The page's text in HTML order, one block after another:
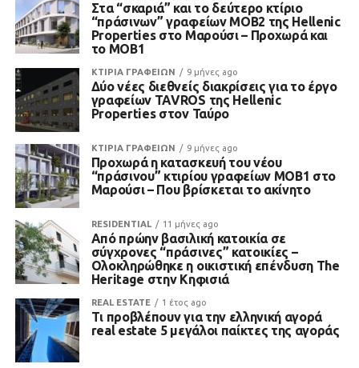
Στα “σκαριά” και το δεύτερο κτίριο
“πράσινων” γραφείων MOB2 της Hellenic
Properties στο Μαρούσι – Προχωρά και
το MOB1
ΚΤΙΡΙΑ ΓΡΑΦΕΙΩΝ 9 μήνες ago
Δύο νέες διεθνείς διακρίσεις για το έργο
γραφείων TAVROS της Hellenic
Properties στον Ταύρο
ΚΤΙΡΙΑ ΓΡΑΦΕΙΩΝ 9 μήνες ago
Προχωρά η κατασκευή του νέου
“πράσινου” κτιρίου γραφείων MOB1 στο
Μαρούσι – Που βρίσκεται το ακίνητο
RESIDENTIAL 11 μήνες ago
Από πρώην βασιλική κατοικία σε
σύγχρονες “πράσινες” κατοικίες –
Ολοκληρώθηκε η οικιστική επένδυση The
Heritage στην Κηφισιά
REAL ESTATE 1 έτος ago
Τι προβλέπουν για την ελληνική αγορά
real estate 5 μεγάλοι παίκτες της αγοράς